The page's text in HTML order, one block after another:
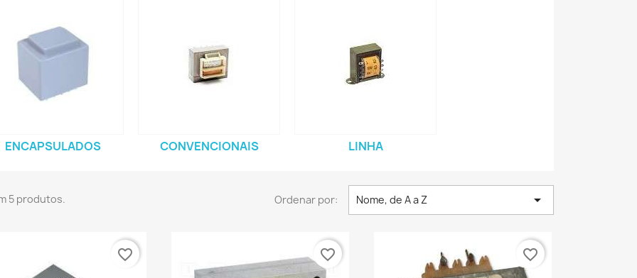
ENCAPSULADOS CONVENCIONAIS LINHA
5 produtos. Ordenar por: Nome, de A a Z 
favorite_border favorite_border favorite_border